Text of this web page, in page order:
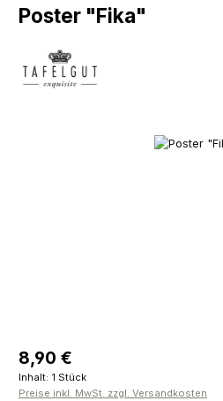
Poster "Fika"
Bildergalerie überspringen
Regulärer Preis:
8,90 €
Inhalt: 1 Stück
Preise inkl. MwSt. zzgl. Versandkosten